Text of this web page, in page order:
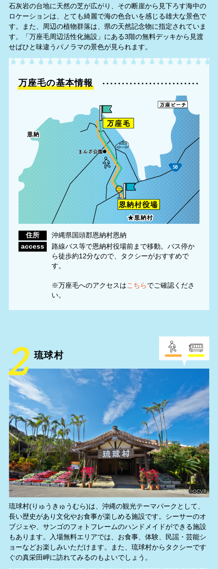
石灰岩の台地に天然の芝が広がり、その断崖から見下ろす海中の
ロケーションは、とても綺麗で海の色合いを感じる雄大な景色で
す。また、周辺の植物群落は、県の天然記念物に指定されていま
す。「万座毛周辺活性化施設」にある3階の無料デッキから見渡
せばひと味違うパノラマの景色が見られます。
万座毛の基本情報
住所
沖縄県国頭郡恩納村恩納
access
路線バス等で恩納村役場前まで移動。バス停か
ら徒歩約12分なので、タクシーがおすすめで
す。
※万座毛へのアクセスはこちら でご確認くださ
い。
琉球村
©OCVB
琉球村(りゅうきゅうむら)は、沖縄の観光テーマパークとして、
長い歴史があり文化やお食事が楽しめる施設です。シーサーのオ
ブジェや、サンゴのフォトフレームのハンドメイドができる施設
もあります。入場無料エリアでは、お食事、体験、民謡・芸能シ
ョーなどお楽しみいただけます。また、琉球村からタクシーです
ぐの真栄田岬に訪れてみるのもよいでしょう。